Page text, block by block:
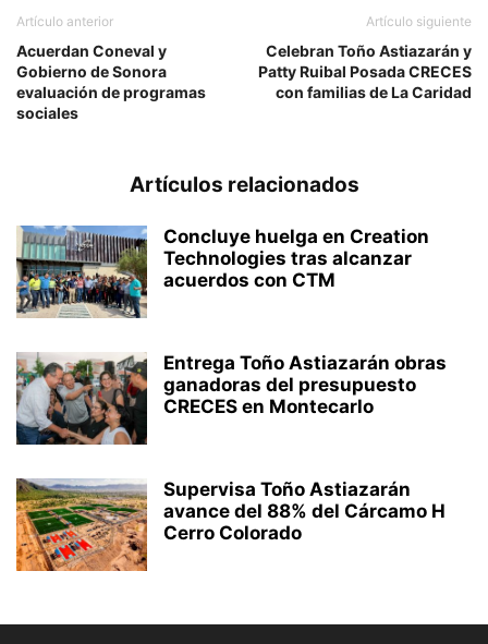
Artículo anterior
Acuerdan Coneval y
Gobierno de Sonora
evaluación de programas
sociales
Artículo siguiente
Celebran Toño Astiazarán y
Patty Ruibal Posada CRECES
con familias de La Caridad
Artículos relacionados
Concluye huelga en Creation
Technologies tras alcanzar
acuerdos con CTM
Entrega Toño Astiazarán obras
ganadoras del presupuesto
CRECES en Montecarlo
Supervisa Toño Astiazarán
avance del 88% del Cárcamo H
Cerro Colorado